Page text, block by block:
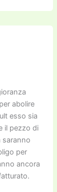
k
e
n
di
abolire
esso sia
il pezzo di
saranno
per
ancora